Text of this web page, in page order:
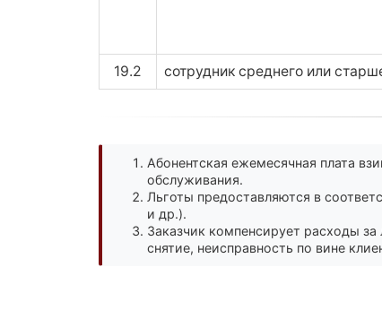
19.2 сотрудник среднего или
Абонентская ежемесячная плата
обслуживания.
Льготы предоставляются в
и др.).
Заказчик компенсирует расходы
снятие, неисправность по вине